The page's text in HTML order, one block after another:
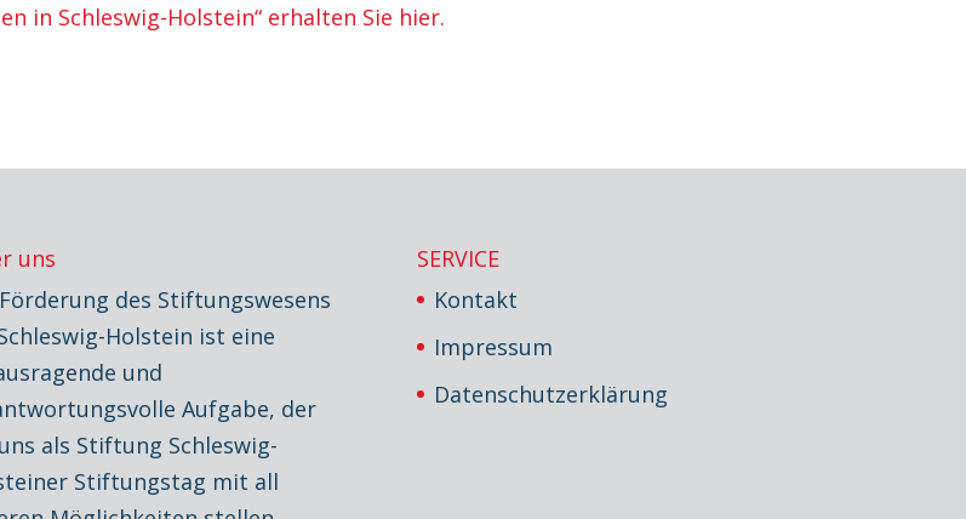
in Schleswig-Holstein“ erhalten Sie hier.
uns
des Stiftungswesens
Holstein ist eine
und
Aufgabe, der
als Stiftung Schleswig-
Stiftungstag mit all
SERVICE
Kontakt
Impressum
Datenschutzerklärung